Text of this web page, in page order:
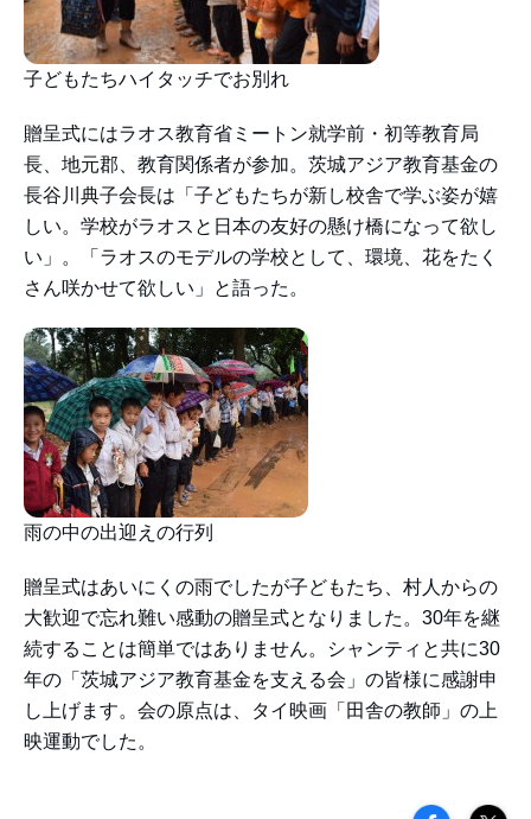
子どもたちハイタッチでお別れ
贈呈式にはラオス教育省ミートン就学前・初等教育局
長、地元郡、教育関係者が参加。茨城アジア教育基金の
長谷川典子会長は「子どもたちが新し校舎で学ぶ姿が嬉
しい。学校がラオスと日本の友好の懸け橋になって欲し
い」。「ラオスのモデルの学校として、環境、花をたく
さん咲かせて欲しい」と語った。
雨の中の出迎えの行列
贈呈式はあいにくの雨でしたが子どもたち、村人からの
大歓迎で忘れ難い感動の贈呈式となりました。30年を継
続することは簡単ではありません。シャンティと共に30
年の「茨城アジア教育基金を支える会」の皆様に感謝申
し上げます。会の原点は、タイ映画「田舎の教師」の上
映運動でした。